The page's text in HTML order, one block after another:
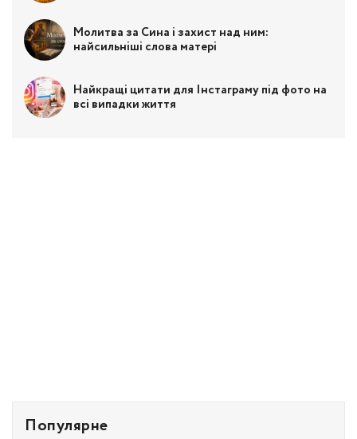
Молитва за Сина і захист над ним:
найсильніші слова матері
Найкращі цитати для Інстаграму під фото на
всі випадки життя
Популярне